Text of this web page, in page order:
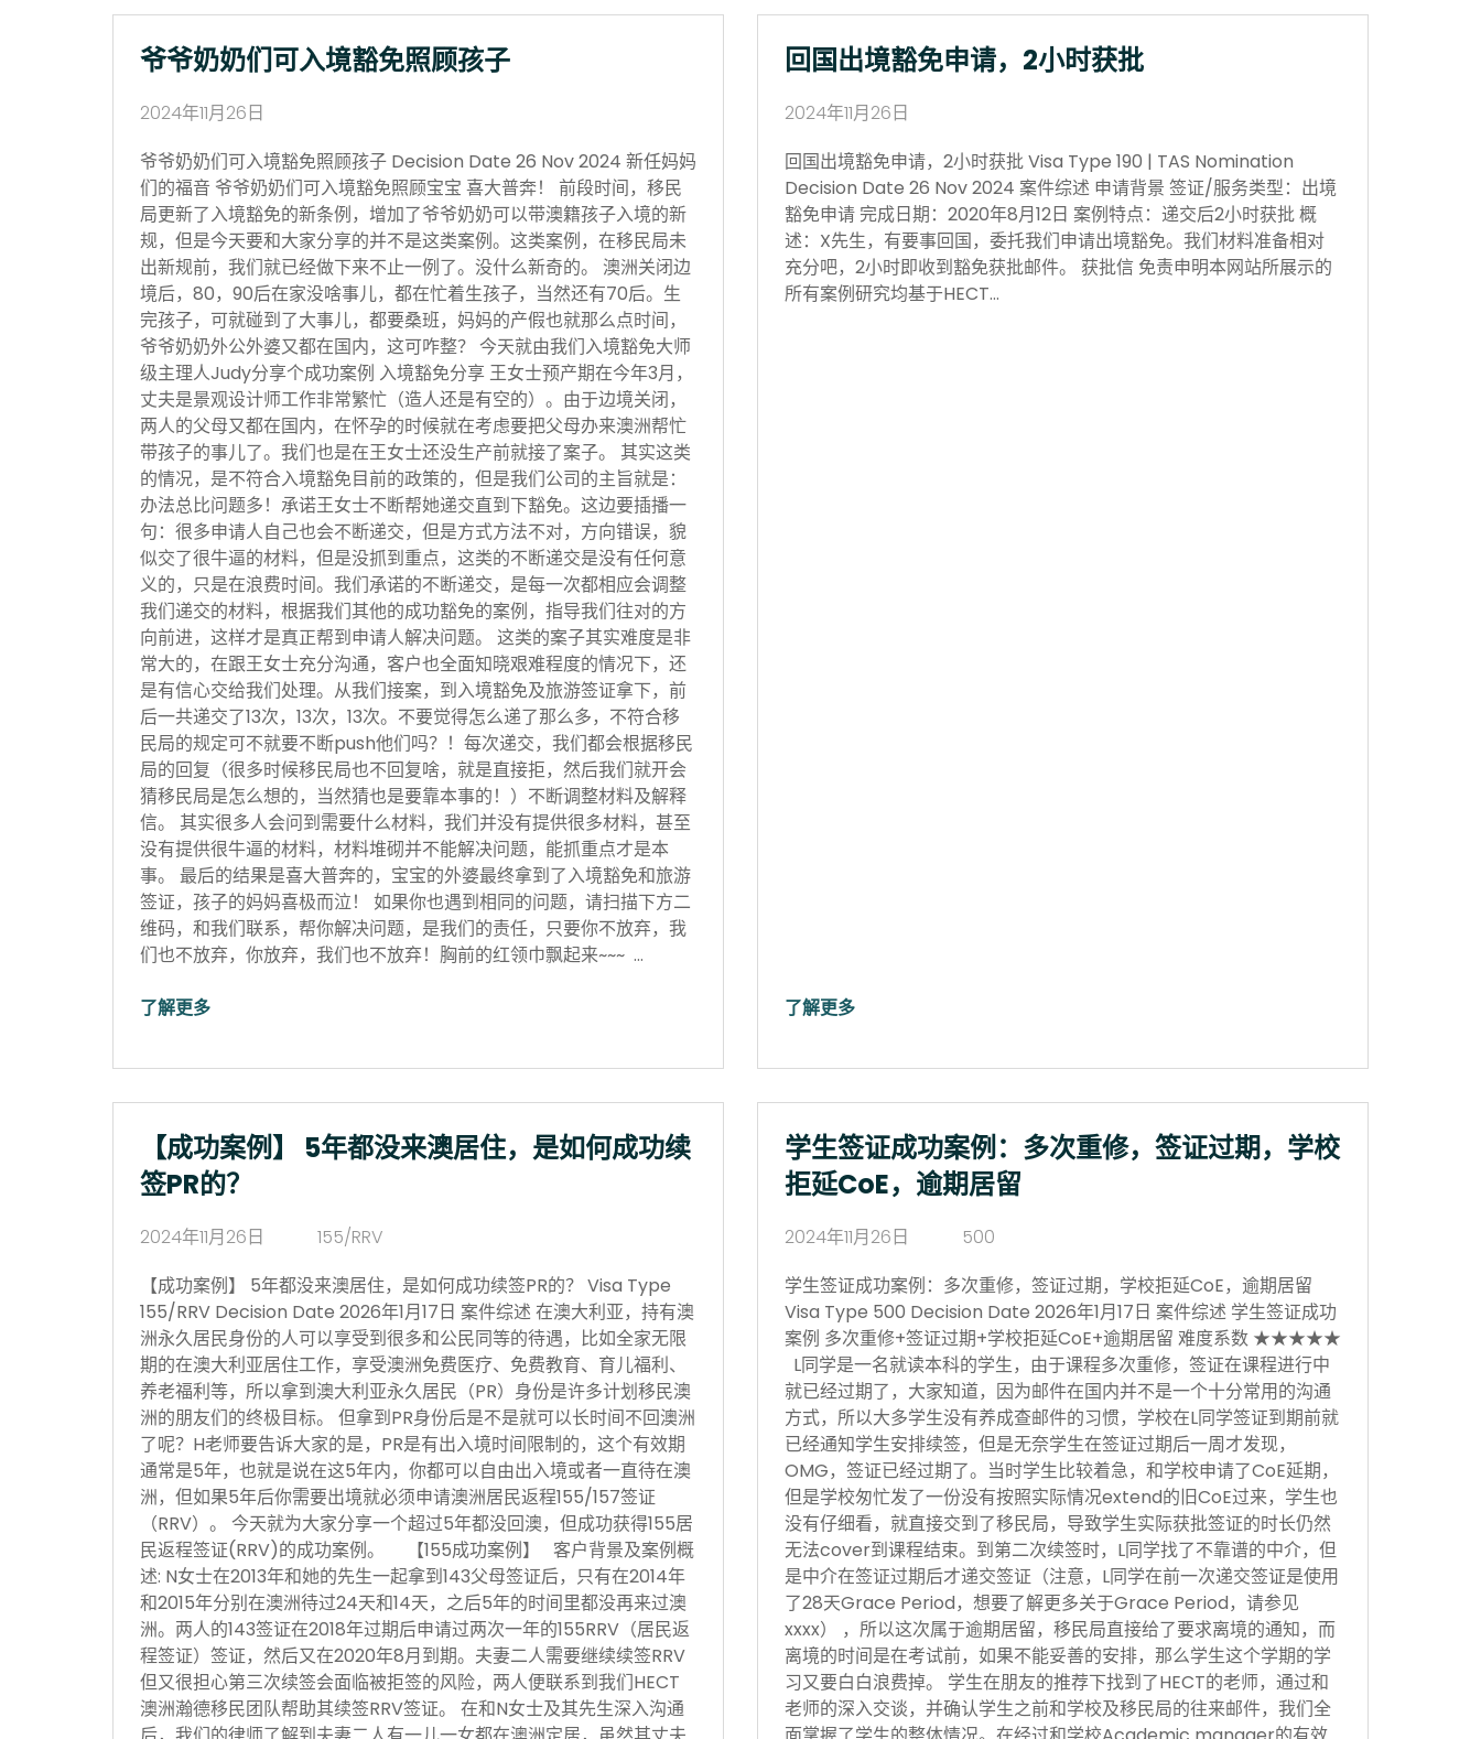
爷爷奶奶们可入境豁免照顾孩子
2024年11月26日
爷爷奶奶们可入境豁免照顾孩子 Decision Date 26 Nov 2024 新任妈妈
们的福音 爷爷奶奶们可入境豁免照顾宝宝 喜大普奔！ 前段时间，移民
局更新了入境豁免的新条例，增加了爷爷奶奶可以带澳籍孩子入境的新
规，但是今天要和大家分享的并不是这类案例。这类案例，在移民局未
出新规前，我们就已经做下来不止一例了。没什么新奇的。 澳洲关闭边
境后，80，90后在家没啥事儿，都在忙着生孩子，当然还有70后。生
完孩子，可就碰到了大事儿，都要桑班，妈妈的产假也就那么点时间，
爷爷奶奶外公外婆又都在国内，这可咋整？ 今天就由我们入境豁免大师
级主理人Judy分享个成功案例 入境豁免分享 王女士预产期在今年3月，
丈夫是景观设计师工作非常繁忙（造人还是有空的）。由于边境关闭，
两人的父母又都在国内，在怀孕的时候就在考虑要把父母办来澳洲帮忙
带孩子的事儿了。我们也是在王女士还没生产前就接了案子。 其实这类
的情况，是不符合入境豁免目前的政策的，但是我们公司的主旨就是：
办法总比问题多！承诺王女士不断帮她递交直到下豁免。这边要插播一
句：很多申请人自己也会不断递交，但是方式方法不对，方向错误，貌
似交了很牛逼的材料，但是没抓到重点，这类的不断递交是没有任何意
义的，只是在浪费时间。我们承诺的不断递交，是每一次都相应会调整
我们递交的材料，根据我们其他的成功豁免的案例，指导我们往对的方
向前进，这样才是真正帮到申请人解决问题。 这类的案子其实难度是非
常大的，在跟王女士充分沟通，客户也全面知晓艰难程度的情况下，还
是有信心交给我们处理。从我们接案，到入境豁免及旅游签证拿下，前
后一共递交了13次，13次，13次。不要觉得怎么递了那么多，不符合移
民局的规定可不就要不断push他们吗？！每次递交，我们都会根据移民
局的回复（很多时候移民局也不回复啥，就是直接拒，然后我们就开会
猜移民局是怎么想的，当然猜也是要靠本事的！）不断调整材料及解释
信。 其实很多人会问到需要什么材料，我们并没有提供很多材料，甚至
没有提供很牛逼的材料，材料堆砌并不能解决问题，能抓重点才是本
事。 最后的结果是喜大普奔的，宝宝的外婆最终拿到了入境豁免和旅游
签证，孩子的妈妈喜极而泣！ 如果你也遇到相同的问题，请扫描下方二
维码，和我们联系，帮你解决问题，是我们的责任，只要你不放弃，我
们也不放弃，你放弃，我们也不放弃！胸前的红领巾飘起来~~~ …
了解更多
回国出境豁免申请，2小时获批
2024年11月26日
回国出境豁免申请，2小时获批 Visa Type 190 | TAS Nomination
Decision Date 26 Nov 2024 案件综述 申请背景 签证/服务类型：出境
豁免申请 完成日期：2020年8月12日 案例特点：递交后2小时获批 概
述：X先生，有要事回国，委托我们申请出境豁免。我们材料准备相对
充分吧，2小时即收到豁免获批邮件。 获批信 免责申明本网站所展示的
所有案例研究均基于HECT…
了解更多
【成功案例】 5年都没来澳居住，是如何成功续
签PR的？
2024年11月26日
155/RRV
【成功案例】 5年都没来澳居住，是如何成功续签PR的？ Visa Type
155/RRV Decision Date 2026年1月17日 案件综述 在澳大利亚，持有澳
洲永久居民身份的人可以享受到很多和公民同等的待遇，比如全家无限
期的在澳大利亚居住工作，享受澳洲免费医疗、免费教育、育儿福利、
养老福利等，所以拿到澳大利亚永久居民（PR）身份是许多计划移民澳
洲的朋友们的终极目标。 但拿到PR身份后是不是就可以长时间不回澳洲
了呢？H老师要告诉大家的是，PR是有出入境时间限制的，这个有效期
通常是5年，也就是说在这5年内，你都可以自由出入境或者一直待在澳
洲，但如果5年后你需要出境就必须申请澳洲居民返程155/157签证
（RRV）。 今天就为大家分享一个超过5年都没回澳，但成功获得155居
民返程签证(RRV)的成功案例。 【155成功案例】 客户背景及案例概
述: N女士在2013年和她的先生一起拿到143父母签证后，只有在2014年
和2015年分别在澳洲待过24天和14天，之后5年的时间里都没再来过澳
洲。两人的143签证在2018年过期后申请过两次一年的155RRV（居民返
程签证）签证，然后又在2020年8月到期。夫妻二人需要继续续签RRV
但又很担心第三次续签会面临被拒签的风险，两人便联系到我们HECT
澳洲瀚德移民团队帮助其续签RRV签证。 在和N女士及其先生深入沟通
学生签证成功案例：多次重修，签证过期，学校
拒延CoE，逾期居留
2024年11月26日
500
学生签证成功案例：多次重修，签证过期，学校拒延CoE，逾期居留
Visa Type 500 Decision Date 2026年1月17日 案件综述 学生签证成功
案例 多次重修+签证过期+学校拒延CoE+逾期居留 难度系数 ★★★★★
L同学是一名就读本科的学生，由于课程多次重修，签证在课程进行中
就已经过期了，大家知道，因为邮件在国内并不是一个十分常用的沟通
方式，所以大多学生没有养成查邮件的习惯，学校在L同学签证到期前就
已经通知学生安排续签，但是无奈学生在签证过期后一周才发现，
OMG，签证已经过期了。当时学生比较着急，和学校申请了CoE延期，
但是学校匆忙发了一份没有按照实际情况extend的旧CoE过来，学生也
没有仔细看，就直接交到了移民局，导致学生实际获批签证的时长仍然
无法cover到课程结束。到第二次续签时，L同学找了不靠谱的中介，但
是中介在签证过期后才递交签证（注意，L同学在前一次递交签证是使用
了28天Grace Period，想要了解更多关于Grace Period，请参见
xxxx） ，所以这次属于逾期居留，移民局直接给了要求离境的通知，而
离境的时间是在考试前，如果不能妥善的安排，那么学生这个学期的学
习又要白白浪费掉。 学生在朋友的推荐下找到了HECT的老师，通过和
老师的深入交谈，并确认学生之前和学校及移民局的往来邮件，我们全